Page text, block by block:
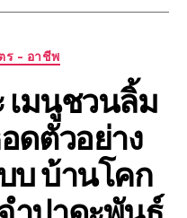
ร - อาชีพ
เมนูชวนลิ้ม
ดตัวอย่าง
บ บ้านโคก